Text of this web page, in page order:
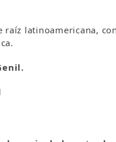
latinoamericana,